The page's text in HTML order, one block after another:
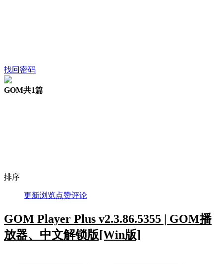
找回密码
GOM共1篇
排序
更新浏览点赞评论
GOM Player Plus v2.3.86.5355 | GOM播
放器、中文解锁版[Win版]